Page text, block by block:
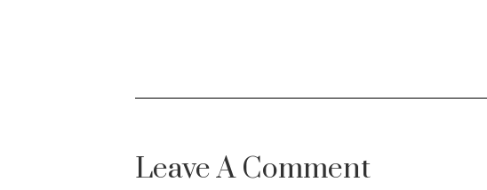
Leave A Comment